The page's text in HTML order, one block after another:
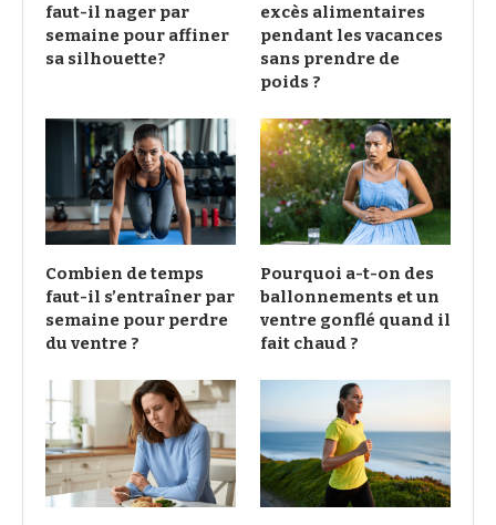
faut-il nager par
semaine pour affiner
sa silhouette?
excès alimentaires
pendant les vacances
sans prendre de
poids ?
Combien de temps
faut-il s’entraîner par
semaine pour perdre
du ventre ?
Pourquoi a-t-on des
ballonnements et un
ventre gonflé quand il
fait chaud ?